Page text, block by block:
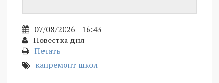
07/08/2026 - 16:43
Повестка дня
Печать
капремонт школ